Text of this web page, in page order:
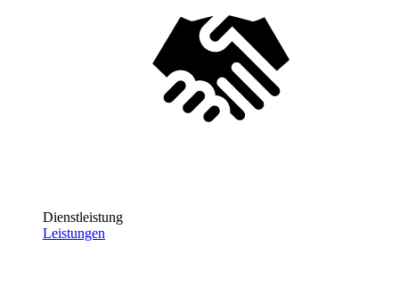
Dienstleistung
Leistungen